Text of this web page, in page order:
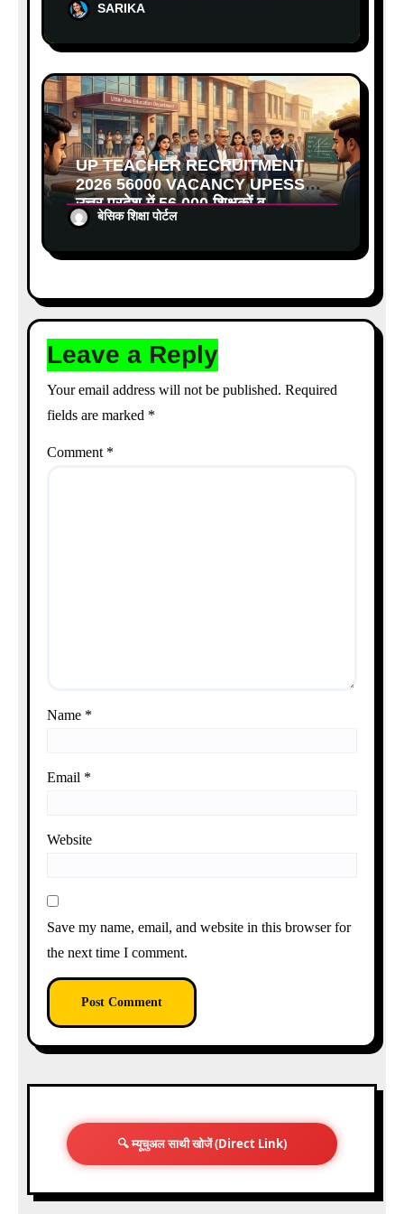
कैशलेस इलाज शुरू
SARIKA
UP TEACHER RECRUITMENT
2026 56000 VACANCY UPESSC:
उत्तर प्रदेश में 56,000 शिक्षकों व
प्रधानाचार्यों की बंपर भर्ती की तैयारी, अगस्त
बेसिक शिक्षा पोर्टल
Leave a Reply
Your email address will not be published. Required
fields are marked *
Comment *
Name *
Email *
Website
Save my name, email, and website in this browser for
the next time I comment.
🔍 म्यूचुअल साथी खोजें (Direct Link)